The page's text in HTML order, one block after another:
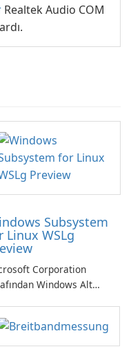
Realtek Audio COM
Subsystem
Linux WSLg
Corporation
Windows Alt
ve Windows
sorunsuz
için